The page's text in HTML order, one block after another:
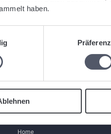
haben.
Links
Home